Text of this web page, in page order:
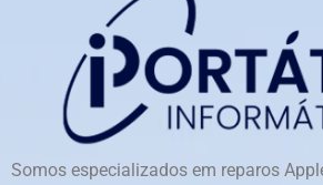
Somos especializados em reparos